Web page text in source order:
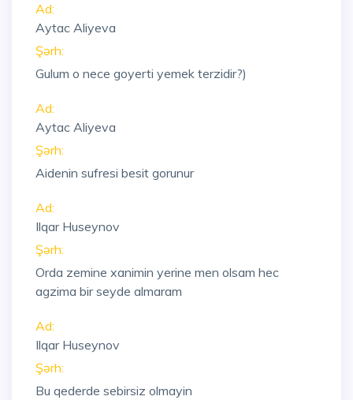
Ad:
Aytac Aliyeva
Şərh:
Gulum o nece goyerti yemek terzidir?)
Ad:
Aytac Aliyeva
Şərh:
Aidenin sufresi besit gorunur
Ad:
Ilqar Huseynov
Şərh:
Orda zemine xanimin yerine men olsam hec
agzima bir seyde almaram
Ad:
Ilqar Huseynov
Şərh:
Bu qederde sebirsiz olmayin